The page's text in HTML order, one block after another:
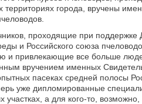
города, вручены
проходящие при поддержке
и Российского союза
и привлекающие все больше
вручением именных
пасеках средней полосы
уже дипломированные
участках, а для кого-то,